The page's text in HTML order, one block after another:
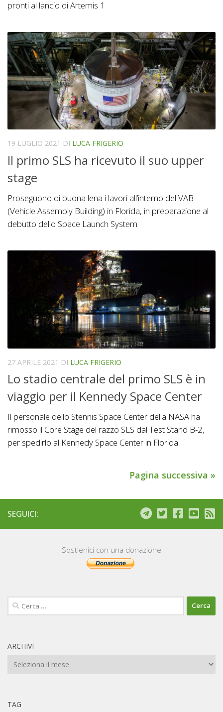
pronti al lancio di Artemis 1
19 LUGLIO 2021 DI LUCA FRIGERIO
Il primo SLS ha ricevuto il suo upper
stage
Proseguono di buona lena i lavori all’interno del VAB
(Vehicle Assembly Building) in Florida, in preparazione al
debutto dello Space Launch System
27 APRILE 2021 DI LUCA FRIGERIO
Lo stadio centrale del primo SLS è in
viaggio per il Kennedy Space Center
Il personale dello Stennis Space Center della NASA ha
rimosso il Core Stage del razzo SLS dal Test Stand B-2,
per spedirlo al Kennedy Space Center in Florida
Pagina successiva »
SEGUICI:
Sostienici con una donazione
Ricerca
per:
ARCHIVI
Archivi
TAG